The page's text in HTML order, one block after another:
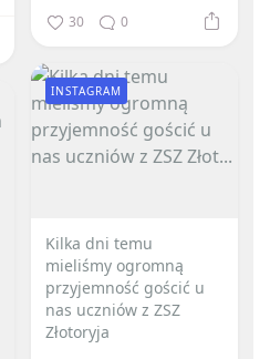
30 0
Kilka dni temu
mieliśmy ogromną
przyjemność gościć u
nas uczniów z ZSZ
Złotoryja
INSTAGRAM